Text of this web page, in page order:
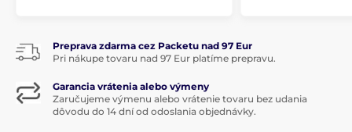
Preprava zdarma cez Packetu nad 97 Eur
Pri nákupe tovaru nad 97 Eur platíme prepravu.
Garancia vrátenia alebo výmeny
Zaručujeme výmenu alebo vrátenie tovaru bez udania
dôvodu do 14 dní od odoslania objednávky.